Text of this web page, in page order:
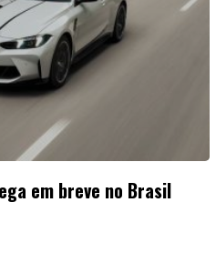
em breve no Brasil